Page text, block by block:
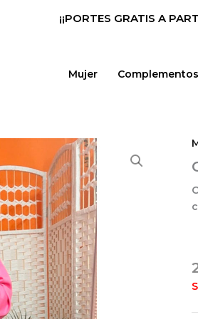
¡¡PORTES GRATIS A
Mujer Complementos